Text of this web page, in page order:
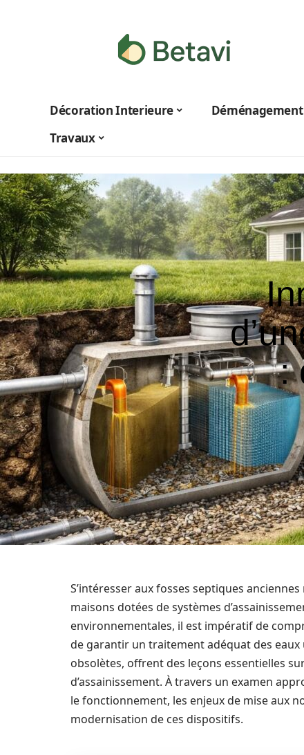
Décoration Interieure Déménagement
Travaux
:
S’intéresser aux fosses septiques
maisons dotées de systèmes
environnementales, il est impératif de
de garantir un traitement adéquat des eaux
obsolètes, offrent des leçons essentielles
d’assainissement. À travers un examen
le fonctionnement, les enjeux de mise aux
modernisation de ces dispositifs.